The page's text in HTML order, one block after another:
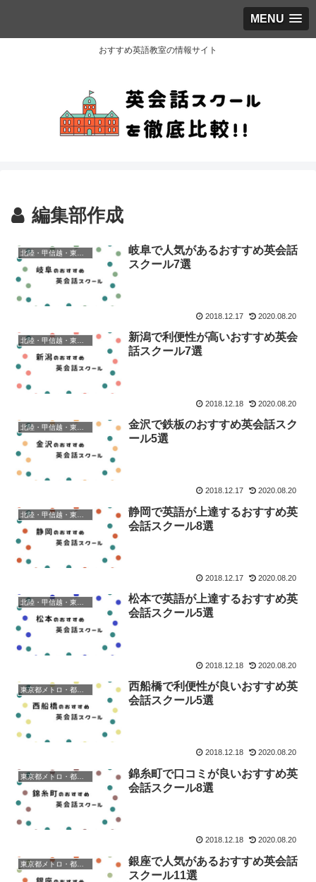
MENU
おすすめ英語教室の情報サイト
編集部作成
岐阜で人気があるおすすめ英会話
スクール7選
2018.12.17 2020.08.20
新潟で利便性が高いおすすめ英会
話スクール7選
2018.12.18 2020.08.20
北陸・甲信越・東海・関西地方
金沢で鉄板のおすすめ英会話スク
ール5選
2018.12.17 2020.08.20
静岡で英語が上達するおすすめ英
会話スクール8選
2018.12.17 2020.08.20
松本で英語が上達するおすすめ英
会話スクール5選
2018.12.18 2020.08.20
東京都メトロ・都営地下鉄
西船橋で利便性が良いおすすめ英
会話スクール5選
2018.12.18 2020.08.20
東京都メトロ・都営地下鉄
錦糸町で口コミが良いおすすめ英
会話スクール8選
2018.12.18 2020.08.20
東京都メトロ・都営地下鉄
銀座で人気があるおすすめ英会話
スクール11選